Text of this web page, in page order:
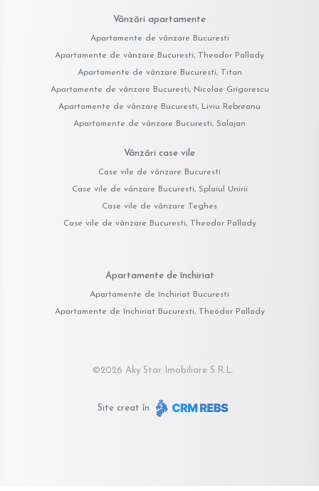
Vânzări apartamente
Apartamente de vânzare Bucuresti
Apartamente de vânzare Bucuresti, Theodor Pallady
Apartamente de vânzare Bucuresti, Titan
Apartamente de vânzare Bucuresti, Nicolae Grigorescu
Apartamente de vânzare Bucuresti, Liviu Rebreanu
Apartamente de vânzare Bucuresti, Salajan
Vânzări case vile
Case vile de vânzare Bucuresti
Case vile de vânzare Bucuresti, Splaiul Unirii
Case vile de vânzare Teghes
Case vile de vânzare Bucuresti, Theodor Pallady
Apartamente de închiriat
Apartamente de închiriat Bucuresti
Apartamente de închiriat Bucuresti, Theodor Pallady
©2026 Aky Star Imobiliare S.R.L.
Site creat în